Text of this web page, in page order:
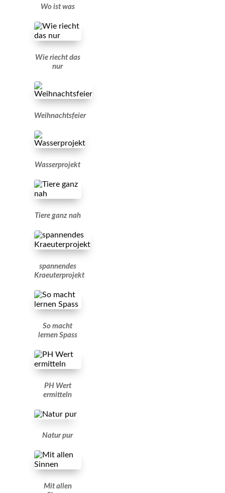
Wo ist was
Wie riecht das
nur
Weihnachtsfeier
Wasserprojekt
Tiere ganz nah
spannendes
Kraeuterprojekt
So macht
lernen Spass
PH Wert
ermitteln
Natur pur
Mit allen